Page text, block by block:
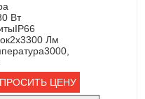
Вт
IP66
2х3300 Лм
3000,
ЦЕНУ